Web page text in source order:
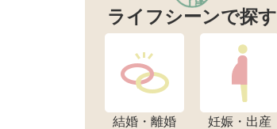
ライフシーンで探す
結婚・離婚 妊娠・出産